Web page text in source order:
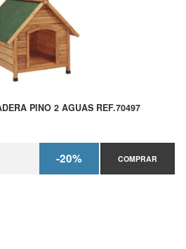
PINO 2 AGUAS REF.70497
-20% COMPRAR